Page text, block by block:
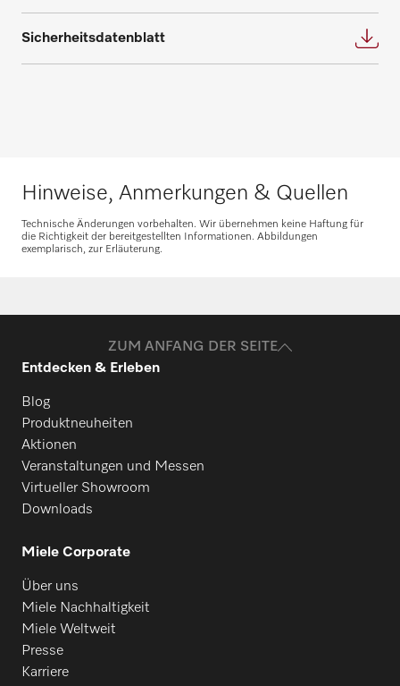
Planung an.
Ersatzteile anfragen
Benötigen Sie Ersatzteile für Ihre
Nehmen Sie Kontakt auf
Sicherheitsdatenblatt
Hinweise, Anmerkungen & Quellen
Technische Änderungen vorbehalten. Wir übernehmen keine Haftung für
die Richtigkeit der bereitgestellten Informationen. Abbildungen
exemplarisch, zur Erläuterung.
ZUM ANFANG DER SEITE
Entdecken & Erleben
Blog
Produktneuheiten
Aktionen
Veranstaltungen und Messen
Virtueller Showroom
Downloads
Miele Corporate
Über uns
Miele Nachhaltigkeit
Miele Weltweit
Presse
Karriere